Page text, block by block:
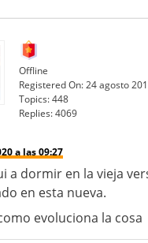
Offline
Registered On:24 agosto
Topics:448
Replies:4069
a las 09:27
a dormir en la vieja
en esta nueva.
evoluciona la cosa